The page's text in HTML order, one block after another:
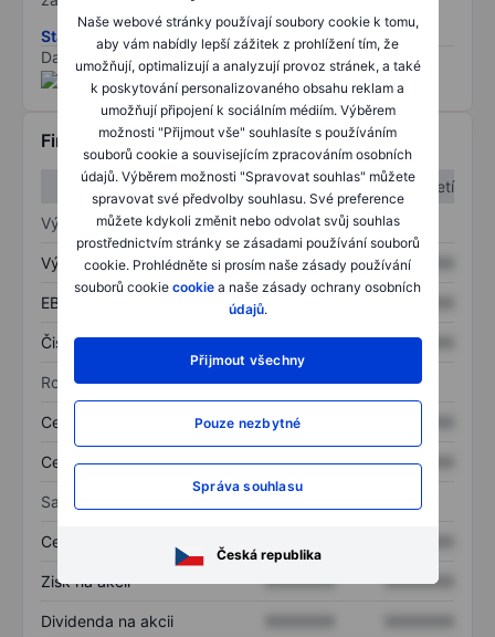
Naše webové stránky používají soubory cookie k tomu,
aby vám nabídly lepší zážitek z prohlížení tím, že
umožňují, optimalizují a analyzují provoz stránek, a také
k poskytování personalizovaného obsahu reklam a
umožňují připojení k sociálním médiím. Výběrem
možnosti "Přijmout vše" souhlasíte s používáním
souborů cookie a souvisejícím zpracováním osobních
údajů. Výběrem možnosti "Spravovat souhlas" můžete
spravovat své předvolby souhlasu. Své preference
můžete kdykoli změnit nebo odvolat svůj souhlas
prostřednictvím stránky se zásadami používání souborů
cookie. Prohlédněte si prosím naše zásady používání
souborů cookie cookie a naše zásady ochrany osobních
údajů.
Přijmout všechny
Pouze nezbytné
Správa souhlasu
Česká republika
Stáhněte si metodiku rizik ESG
Data poskytnuta od
Finanční informace
1. čtvrtletí
2. čtvrtletí
Výkaz zisku a ztráty
Výnos XXXXXXX XXXXXXX
EBITDA
Čistý příjem XXXXXXX XXXXXXX
Rozvaha
Celková aktiva XXXXXXX
Celkový dluh XXXXXXX XXXXXXX
Sazby
Cena/tržby
Zisk na akcii XXXXXXX XXXXXXX
Dividenda na akcii